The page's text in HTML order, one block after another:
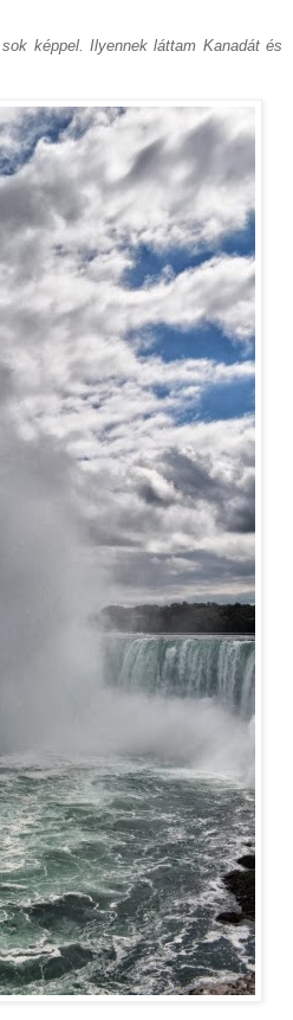
képpel. Ilyennek láttam Kanadát és